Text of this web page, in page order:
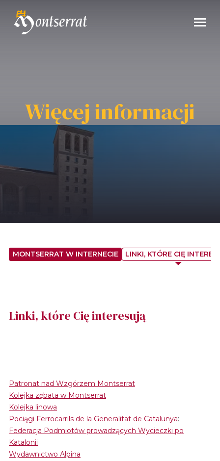
Więcej informacji
MONTSERRAT W INTERNECIE LINKI, KTÓRE CIĘ
Linki, które Cię interesują
Patronat nad Wzgórzem Montserrat
Kolejka zębata w Montserrat
Kolejka linowa
Pociągi Ferrocarrils de la Generalitat de Catalunya:
Federacja Podmiotów prowadzących Wycieczki po
Katalonii
Wydawnictwo Alpina